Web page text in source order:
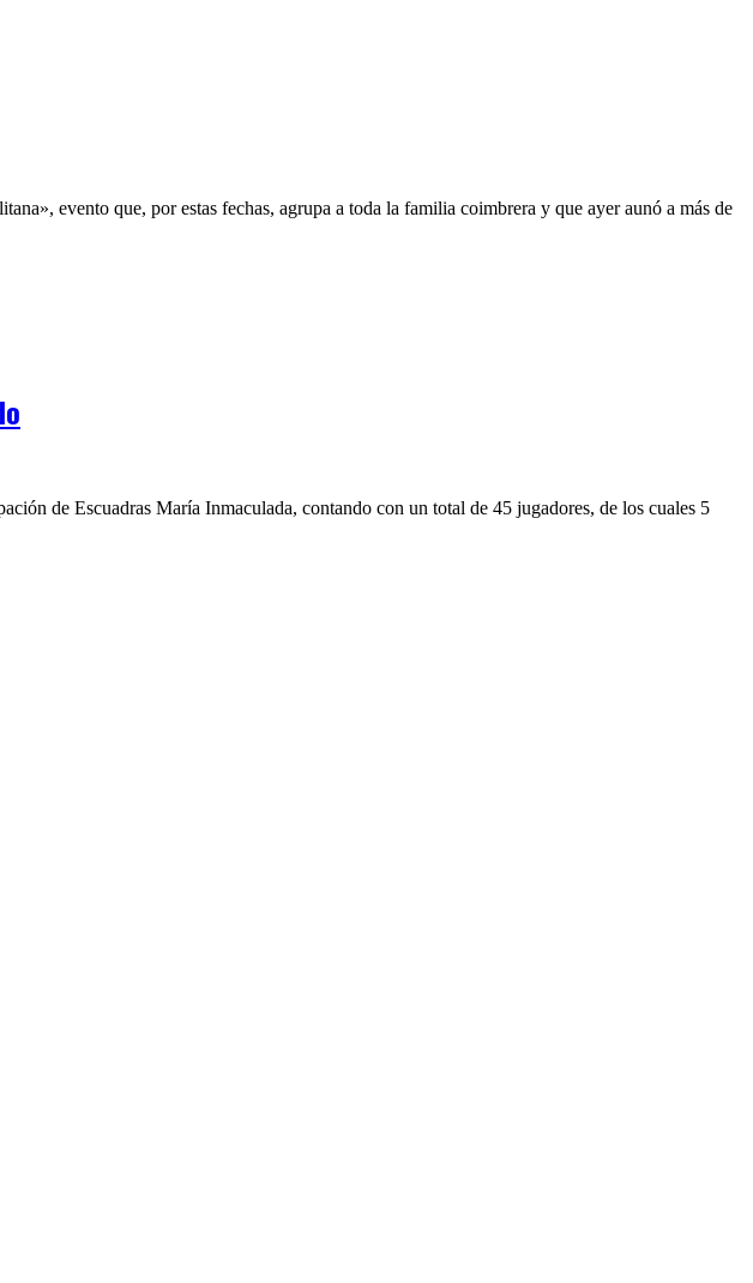
evento que, por estas fechas, agrupa a toda la familia coimbrera y que ayer aunó a más de
de Escuadras María Inmaculada, contando con un total de 45 jugadores, de los cuales 5